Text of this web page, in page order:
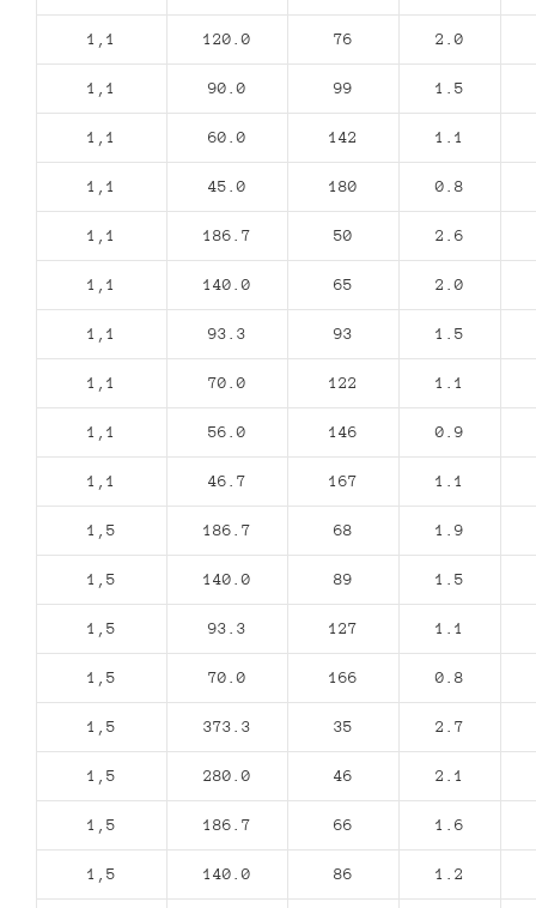
1,1 120.0 76 2.0
1,1 90.0 99 1.5
1,1 60.0 142 1.1
1,1 45.0 180 0.8
1,1 186.7 50 2.6
1,1 140.0 65 2.0
1,1 93.3 93 1.5
1,1 70.0 122 1.1
1,1 56.0 146 0.9
1,1 46.7 167 1.1
1,5 186.7 68 1.9
1,5 140.0 89 1.5
1,5 93.3 127 1.1
1,5 70.0 166 0.8
1,5 373.3 35 2.7
1,5 280.0 46 2.1
1,5 186.7 66 1.6
1,5 140.0 86 1.2